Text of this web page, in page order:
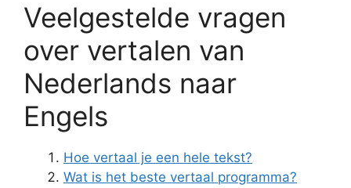
Veelgestelde vragen
over vertalen van
Nederlands naar
Engels
Hoe vertaal je een hele tekst?
Wat is het beste vertaal programma?